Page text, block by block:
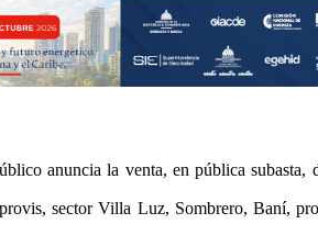
anuncia la venta, en pública subasta,
sector Villa Luz, Sombrero, Baní,